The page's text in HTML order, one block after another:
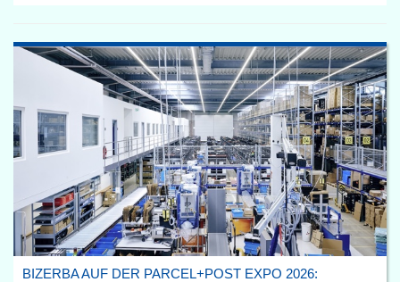
BIZERBA AUF DER PARCEL+POST EXPO 2026: